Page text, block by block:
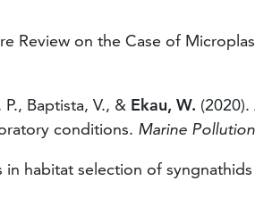
Review on the Case of
Baptista, V., & Ekau, W.
conditions. Marine
habitat selection of